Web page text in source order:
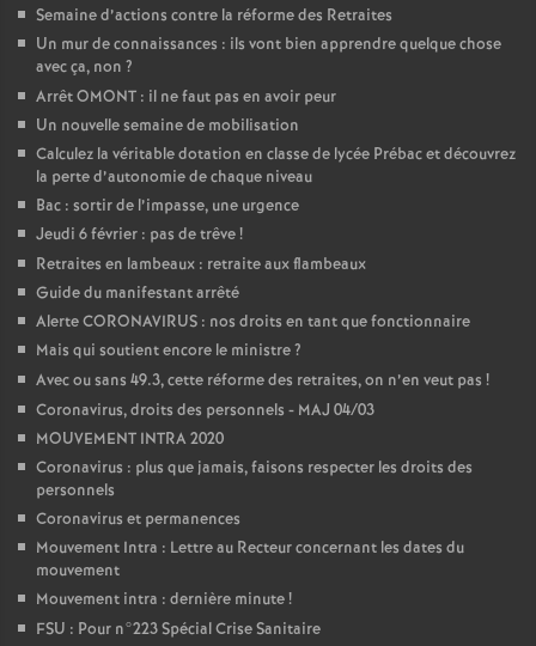
Semaine d’actions contre la réforme des Retraites
Un mur de connaissances : ils vont bien apprendre quelque chose
avec ça, non ?
Arrêt OMONT : il ne faut pas en avoir peur
Un nouvelle semaine de mobilisation
Calculez la véritable dotation en classe de lycée Prébac et découvrez
la perte d’autonomie de chaque niveau
Bac : sortir de l’impasse, une urgence
Jeudi 6 février : pas de trêve!
Retraites en lambeaux : retraite aux flambeaux
Guide du manifestant arrêté
Alerte CORONAVIRUS : nos droits en tant que fonctionnaire
Mais qui soutient encore le ministre?
Avec ou sans 49.3, cette réforme des retraites, on n’en veut pas !
Coronavirus, droits des personnels - MAJ 04/03
MOUVEMENT INTRA 2020
Coronavirus : plus que jamais, faisons respecter les droits des
personnels
Coronavirus et permanences
Mouvement Intra : Lettre au Recteur concernant les dates du
mouvement
Mouvement intra : dernière minute!
FSU : Pour n°223 Spécial Crise Sanitaire